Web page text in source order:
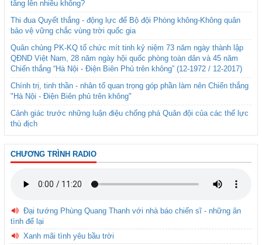
tăng lên nhiều không?
Thi đua Quyết thắng - động lực để Bộ đội Phòng không-Không quân
bảo vệ vững chắc vùng trời quốc gia
Quân chủng PK-KQ tổ chức mít tinh kỷ niệm 73 năm ngày thành lập
QĐND Việt Nam, 28 năm ngày hội quốc phòng toàn dân và 45 năm
Chiến thắng “Hà Nội - Điện Biên Phủ trên không” (12-1972 / 12-2017)
Chính trị, tinh thần - nhân tố quan trọng góp phần làm nên Chiến thắng
"Hà Nội - Điện Biên phủ trên không"
Cảnh giác trước những luận điệu chống phá Quân đội của các thế lực
thù địch
CHƯƠNG TRÌNH RADIO
Đại tướng Phùng Quang Thanh với nhà báo chiến sĩ - những ân
tình để lại
Xanh mãi tình yêu bầu trời